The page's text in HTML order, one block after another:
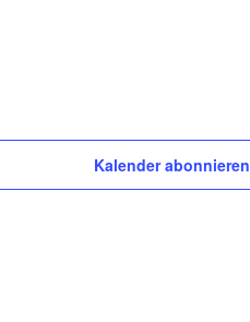
Kalender abonnieren